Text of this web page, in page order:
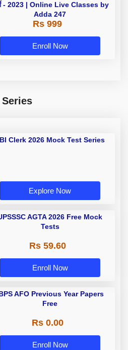
- 2023 | Online Live Classes by
Adda 247
Rs 999
Enroll Now
Clerk 2026 Mock Test Series
Explore Now
AGTA 2026 Free Mock
Tests
Rs 59.60
Enroll Now
AFO Previous Year Papers
Free
Rs 0.00
Enroll Now